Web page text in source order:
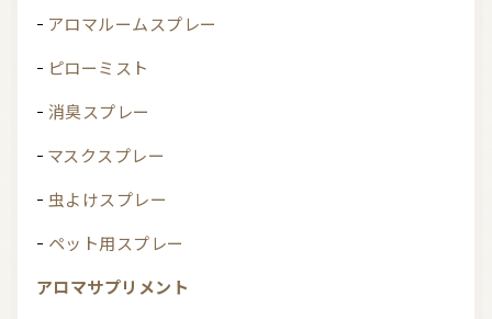
アロマルームスプレー
ピローミスト
消臭スプレー
マスクスプレー
虫よけスプレー
ペット用スプレー
アロマサプリメント